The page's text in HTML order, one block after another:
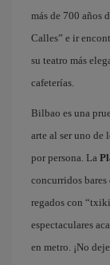
más de 700 años
Calles” e ir
su teatro más
cafeterías.
Bilbao es una
arte al ser uno de
por persona. La
concurridos bares
regados con
espectaculares
en metro. ¡No